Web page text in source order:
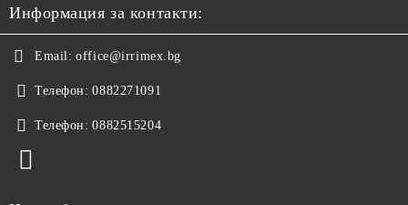
Информация за контакти:
Email: office@irrimex.bg
Телефон: 0882271091
Телефон: 0882515204